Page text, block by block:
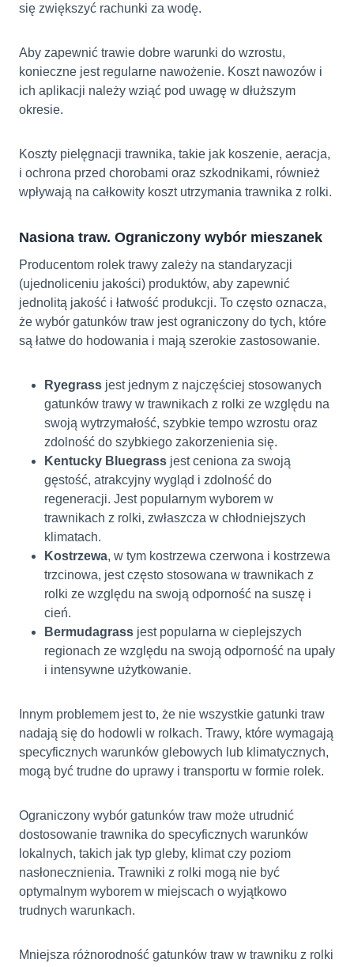
się zwiększyć rachunki za wodę.
Aby zapewnić trawie dobre warunki do wzrostu,
konieczne jest regularne nawożenie. Koszt nawozów i
ich aplikacji należy wziąć pod uwagę w dłuższym
okresie.
Koszty pielęgnacji trawnika, takie jak koszenie, aeracja,
i ochrona przed chorobami oraz szkodnikami, również
wpływają na całkowity koszt utrzymania trawnika z rolki.
Nasiona traw. Ograniczony wybór mieszanek
Producentom rolek trawy zależy na standaryzacji
(ujednoliceniu jakości) produktów, aby zapewnić
jednolitą jakość i łatwość produkcji. To często oznacza,
że wybór gatunków traw jest ograniczony do tych, które
są łatwe do hodowania i mają szerokie zastosowanie.
Ryegrass jest jednym z najczęściej stosowanych
gatunków trawy w trawnikach z rolki ze względu na
swoją wytrzymałość, szybkie tempo wzrostu oraz
zdolność do szybkiego zakorzenienia się.
Kentucky Bluegrass jest ceniona za swoją
gęstość, atrakcyjny wygląd i zdolność do
regeneracji. Jest popularnym wyborem w
trawnikach z rolki, zwłaszcza w chłodniejszych
klimatach.
Kostrzewa, w tym kostrzewa czerwona i kostrzewa
trzcinowa, jest często stosowana w trawnikach z
rolki ze względu na swoją odporność na suszę i
cień.
Bermudagrass jest popularna w cieplejszych
regionach ze względu na swoją odporność na upały
i intensywne użytkowanie.
Innym problemem jest to, że nie wszystkie gatunki traw
nadają się do hodowli w rolkach. Trawy, które wymagają
specyficznych warunków glebowych lub klimatycznych,
mogą być trudne do uprawy i transportu w formie rolek.
Ograniczony wybór gatunków traw może utrudnić
dostosowanie trawnika do specyficznych warunków
lokalnych, takich jak typ gleby, klimat czy poziom
nasłonecznienia. Trawniki z rolki mogą nie być
optymalnym wyborem w miejscach o wyjątkowo
trudnych warunkach.
Mniejsza różnorodność gatunków traw w trawniku z rolki